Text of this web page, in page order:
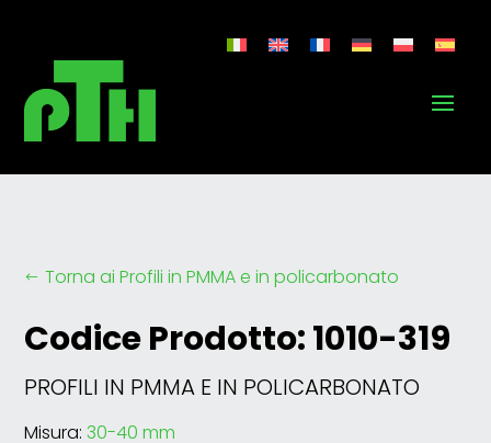
# Torna ai Profili in PMMA e in policarbonato
Codice Prodotto: 1010-319
PROFILI IN PMMA E IN POLICARBONATO
Misura:30-40 mm